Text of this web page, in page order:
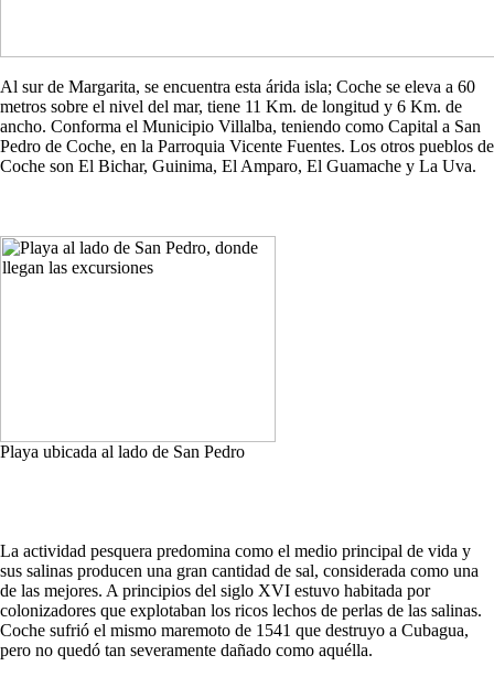
Al sur de Margarita, se encuentra esta árida isla; Coche se eleva a 60
metros sobre el nivel del mar, tiene 11 Km. de longitud y 6 Km. de
ancho. Conforma el Municipio Villalba, teniendo como Capital a San
Pedro de Coche, en la Parroquia Vicente Fuentes. Los otros pueblos de
Coche son El Bichar, Guinima, El Amparo, El Guamache y La Uva.
Playa ubicada al lado de San Pedro
La actividad pesquera predomina como el medio principal de vida y
sus salinas producen una gran cantidad de sal, considerada como una
de las mejores. A principios del siglo XVI estuvo habitada por
colonizadores que explotaban los ricos lechos de perlas de las salinas.
Coche sufrió el mismo maremoto de 1541 que destruyo a Cubagua,
pero no quedó tan severamente dañado como aquélla.